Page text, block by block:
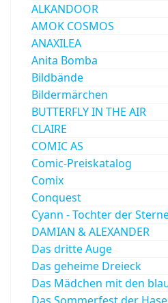
ALKANDOOR
AMOK COSMOS
ANAXILEA
Anita Bomba
Bildbände
Bildermärchen
BUTTERFLY IN THE AIR
CLAIRE
COMIC AS
Comic-Preiskatalog
Comix
Conquest
Cyann - Tochter der
DAMIAN & ALEXANDER
Das dritte Auge
Das geheime Dreieck
Das Mädchen mit den